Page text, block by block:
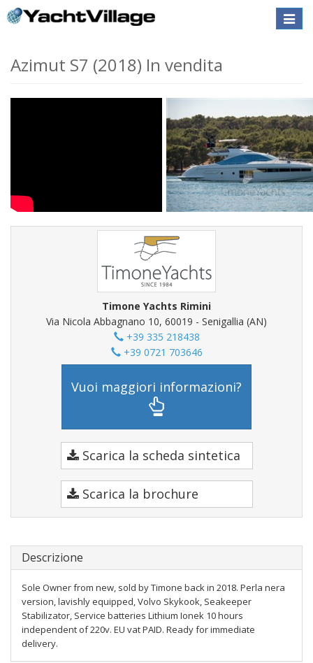
Toggle
Azimut S7 (2018) In vendita
Timone Yachts Rimini
Via Nicola Abbagnano 10, 60019 - Senigallia (AN)
+39 335 218438
+39 0721 703646
Vuoi maggiori informazioni?
Scarica la scheda sintetica
Scarica la brochure
Descrizione
Sole Owner from new, sold by Timone back in 2018. Perla nera
version, lavishly equipped, Volvo Skykook, Seakeeper
Stabilizator, Service batteries Lithium Ionek 10 hours
independent of 220v. EU vat PAID. Ready for immediate
delivery.